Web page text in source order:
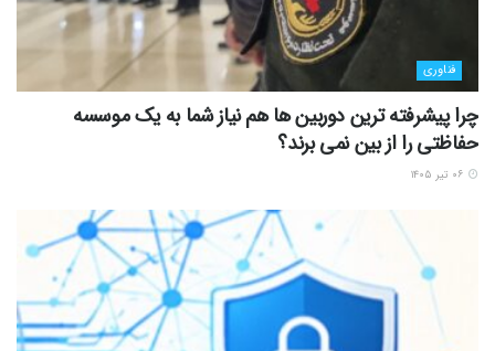
فناوری
چرا پیشرفته ترین دوربین ها هم نیاز شما به یک موسسه
حفاظتی را از بین نمی برند؟